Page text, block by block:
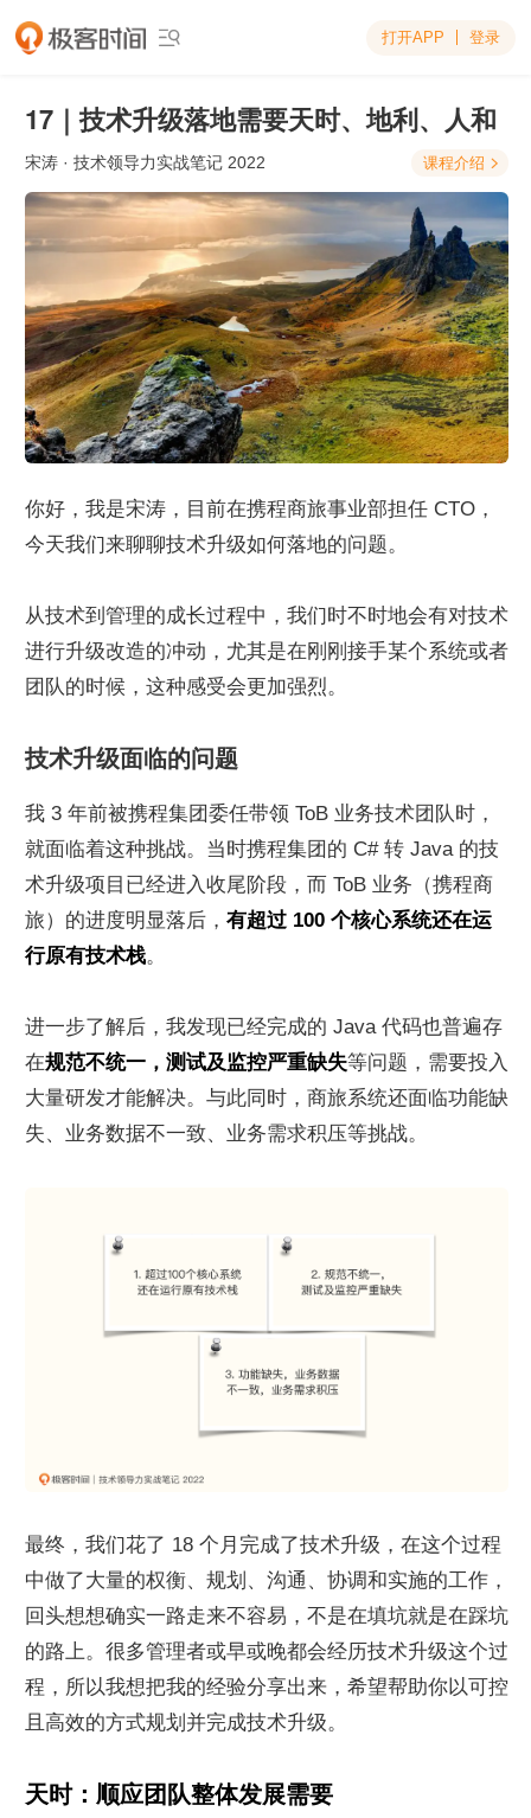
 打开APP 登录
17｜技术升级落地需要天时、地利、人和
宋涛 · 技术领导力实战笔记 2022 课程介绍 
你好，我是宋涛，目前在携程商旅事业部担任 CTO，
今天我们来聊聊技术升级如何落地的问题。
从技术到管理的成长过程中，我们时不时地会有对技术
进行升级改造的冲动，尤其是在刚刚接手某个系统或者
团队的时候，这种感受会更加强烈。
技术升级面临的问题
我 3 年前被携程集团委任带领 ToB 业务技术团队时，
就面临着这种挑战。当时携程集团的 C# 转 Java 的技
术升级项目已经进入收尾阶段，而 ToB 业务（携程商
旅）的进度明显落后， 有超过 100 个核心系统还在运
行原有技术栈。
进一步了解后，我发现已经完成的 Java 代码也普遍存
在规范不统一，测试及监控严重缺失等问题，需要投入
大量研发才能解决。与此同时，商旅系统还面临功能缺
失、业务数据不一致、业务需求积压等挑战。
最终，我们花了 18 个月完成了技术升级，在这个过程
中做了大量的权衡、规划、沟通、协调和实施的工作，
回头想想确实一路走来不容易，不是在填坑就是在踩坑
的路上。很多管理者或早或晚都会经历技术升级这个过
程，所以我想把我的经验分享出来，希望帮助你以可控
且高效的方式规划并完成技术升级。
天时：顺应团队整体发展需要